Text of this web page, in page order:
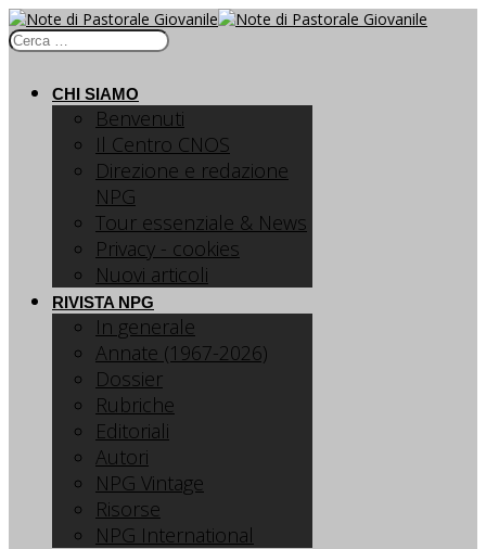
CHI SIAMO
Benvenuti
Il Centro CNOS
Direzione e redazione
NPG
Tour essenziale & News
Privacy - cookies
Nuovi articoli
RIVISTA NPG
In generale
Annate (1967-2026)
Dossier
Rubriche
Editoriali
Autori
NPG Vintage
Risorse
NPG International